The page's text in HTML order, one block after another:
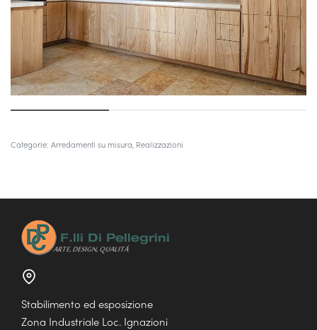
Categorie: Arredamenti su misura, Realizzazioni
Stabilimento ed esposizione
Zona Industriale Loc. Ignazioni